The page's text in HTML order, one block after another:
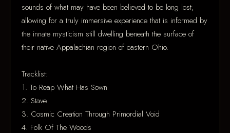
sounds of what may have been believed to be long lost;
allowing for a truly immersive experience that is informed by
the innate mysticism still dwelling beneath the surface of
their native Appalachian region of eastern Ohio.
Tracklist:
1. To Reap What Has Sown
2. Stave
3. Cosmic Creation Through Primordial Void
4. Folk Of The Woods